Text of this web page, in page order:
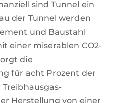
sind Tunnel ein
der Tunnel werden
und Baustahl
einer miserablen CO2-
die
für acht Prozent der
Herstellung von einer